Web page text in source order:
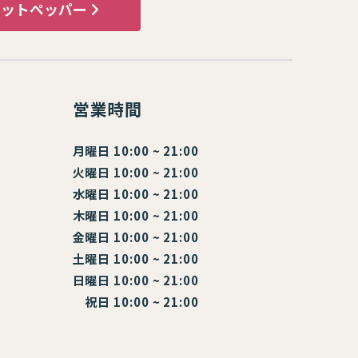
トペッパー
営業時間
月曜日 10:00 ~ 21:00
火曜日 10:00 ~ 21:00
水曜日 10:00 ~ 21:00
木曜日 10:00 ~ 21:00
金曜日 10:00 ~ 21:00
土曜日 10:00 ~ 21:00
日曜日 10:00 ~ 21:00
祝日 10:00 ~ 21:00